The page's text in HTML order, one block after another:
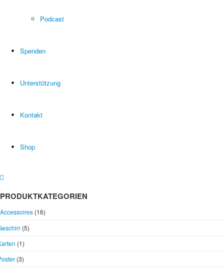
Podcast
Spenden
Unterstützung
Kontakt
Shop
PRODUKTKATEGORIEN
Accessoires (16)
(5)
(1)
(3)